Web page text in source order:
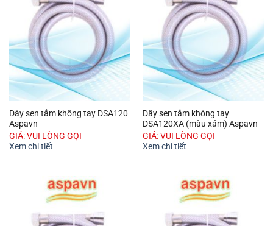
Dây sen tắm không tay DSA120
Aspavn
GIÁ: VUI LÒNG GỌI
Xem chi tiết
Dây sen tắm không tay
DSA120XA (màu xám) Aspavn
GIÁ: VUI LÒNG GỌI
Xem chi tiết